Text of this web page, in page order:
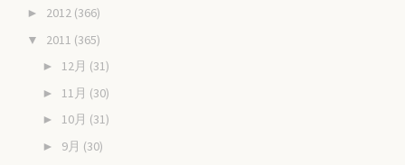
► 2012 (366)
▼ 2011 (365)
► 12月 (31)
► 11月 (30)
► 10月 (31)
► 9月 (30)